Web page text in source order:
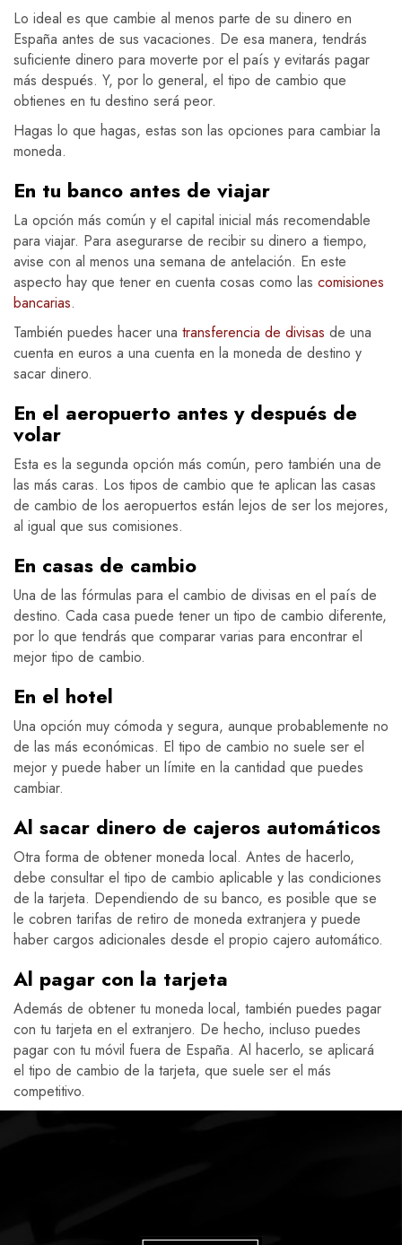
Lo ideal es que cambie al menos parte de su dinero en
España antes de sus vacaciones. De esa manera, tendrás
suficiente dinero para moverte por el país y evitarás pagar
más después. Y, por lo general, el tipo de cambio que
obtienes en tu destino será peor.
Hagas lo que hagas, estas son las opciones para cambiar la
moneda.
En tu banco antes de viajar
La opción más común y el capital inicial más recomendable
para viajar. Para asegurarse de recibir su dinero a tiempo,
avise con al menos una semana de antelación. En este
aspecto hay que tener en cuenta cosas como las comisiones
bancarias.
También puedes hacer una transferencia de divisas de una
cuenta en euros a una cuenta en la moneda de destino y
sacar dinero.
En el aeropuerto antes y después de
volar
Esta es la segunda opción más común, pero también una de
las más caras. Los tipos de cambio que te aplican las casas
de cambio de los aeropuertos están lejos de ser los mejores,
al igual que sus comisiones.
En casas de cambio
Una de las fórmulas para el cambio de divisas en el país de
destino. Cada casa puede tener un tipo de cambio diferente,
por lo que tendrás que comparar varias para encontrar el
mejor tipo de cambio.
En el hotel
Una opción muy cómoda y segura, aunque probablemente no
de las más económicas. El tipo de cambio no suele ser el
mejor y puede haber un límite en la cantidad que puedes
cambiar.
Al sacar dinero de cajeros automáticos
Otra forma de obtener moneda local. Antes de hacerlo,
debe consultar el tipo de cambio aplicable y las condiciones
de la tarjeta. Dependiendo de su banco, es posible que se
le cobren tarifas de retiro de moneda extranjera y puede
haber cargos adicionales desde el propio cajero automático.
Al pagar con la tarjeta
Además de obtener tu moneda local, también puedes pagar
con tu tarjeta en el extranjero. De hecho, incluso puedes
pagar con tu móvil fuera de España. Al hacerlo, se aplicará
el tipo de cambio de la tarjeta, que suele ser el más
competitivo.